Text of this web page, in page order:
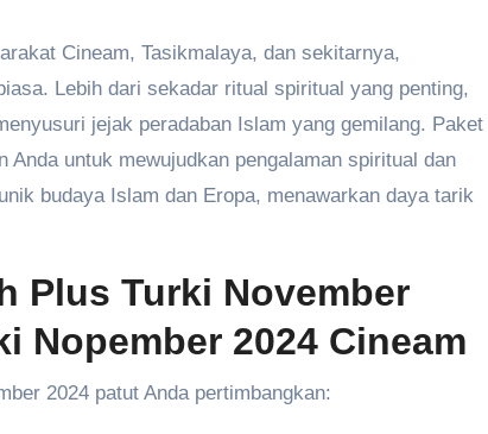
Lebih dari sekadar ritual spiritual yang penting,
jejak peradaban Islam yang gemilang. Paket
untuk mewujudkan pengalaman spiritual dan
budaya Islam dan Eropa, menawarkan daya tarik
Plus Turki November
Nopember 2024 Cineam
2024 patut Anda pertimbangkan: